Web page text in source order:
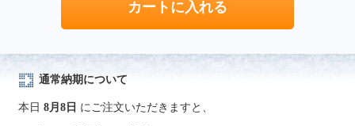
通常納期について
本日 8月8日 にご注文いただきますと、